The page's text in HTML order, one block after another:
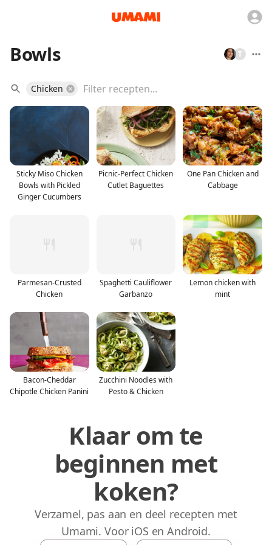
Bowls T
Chicken
Sticky Miso Chicken
Bowls with Pickled
Ginger Cucumbers
Picnic-Perfect Chicken
Cutlet Baguettes
One Pan Chicken and
Cabbage
Parmesan-Crusted
Chicken
Spaghetti Cauliflower
Garbanzo
Lemon chicken with
mint
Bacon-Cheddar
Chipotle Chicken Panini
Zucchini Noodles with
Pesto & Chicken
Klaar om te
beginnen met
koken?
Verzamel, pas aan en deel recepten met
Umami. Voor iOS en Android.